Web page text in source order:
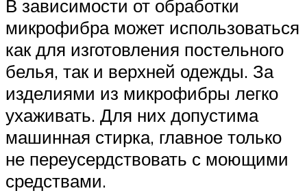
В зависимости от обработки
микрофибра может использоваться
как для изготовления постельного
белья, так и верхней одежды. За
изделиями из микрофибры легко
ухаживать. Для них допустима
машинная стирка, главное только
не переусердствовать с моющими
средствами.